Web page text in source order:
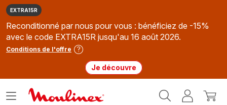
EXTRA15R
Reconditionné par nous pour vous : bénéficiez de -15%
avec le code EXTRA15R jusqu'au 16 août 2026.
Conditions de l'offre
Je découvre
MonMon
Ouvrir